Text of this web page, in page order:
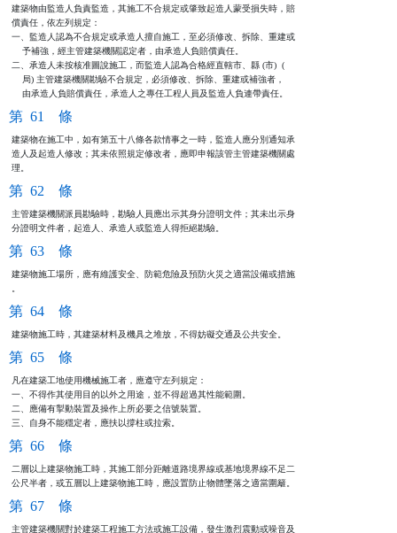
建築物由監造人負責監造，其施工不合規定或肇致起造人蒙受損失時，賠
償責任，依左列規定：
一、監造人認為不合規定或承造人擅自施工，至必須修改、拆除、重建或
    予補強，經主管建築機關認定者，由承造人負賠償責任。
二、承造人未按核准圖說施工，而監造人認為合格經直轄市、縣 (市)  (
    局) 主管建築機關勘驗不合規定，必須修改、拆除、重建或補強者，
    由承造人負賠償責任，承造人之專任工程人員及監造人負連帶責任。
第 61 條
建築物在施工中，如有第五十八條各款情事之一時，監造人應分別通知承
造人及起造人修改；其未依照規定修改者，應即申報該管主管建築機關處
理。
第 62 條
主管建築機關派員勘驗時，勘驗人員應出示其身分證明文件；其未出示身
分證明文件者，起造人、承造人或監造人得拒絕勘驗。
第 63 條
建築物施工場所，應有維護安全、防範危險及預防火災之適當設備或措施
。
第 64 條
建築物施工時，其建築材料及機具之堆放，不得妨礙交通及公共安全。
第 65 條
凡在建築工地使用機械施工者，應遵守左列規定：
一、不得作其使用目的以外之用途，並不得超過其性能範圍。
二、應備有掣動裝置及操作上所必要之信號裝置。
三、自身不能穩定者，應扶以撐柱或拉索。
第 66 條
二層以上建築物施工時，其施工部分距離道路境界線或基地境界線不足二
公尺半者，或五層以上建築物施工時，應設置防止物體墜落之適當圍籬。
第 67 條
主管建築機關對於建築工程施工方法或施工設備，發生激烈震動或噪音及